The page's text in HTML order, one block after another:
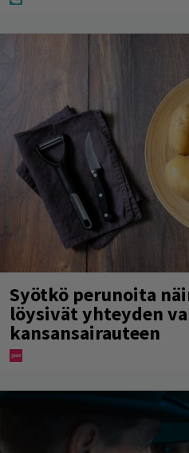
Syötkö perunoita
löysivät yhteyden
kansansairauteen